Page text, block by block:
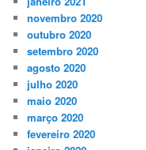
novembro 2020
outubro 2020
setembro 2020
agosto 2020
julho 2020
maio 2020
março 2020
fevereiro 2020